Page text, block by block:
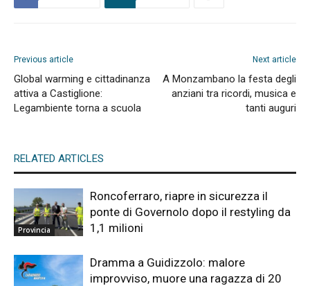
Previous article
Global warming e cittadinanza
attiva a Castiglione:
Legambiente torna a scuola
Next article
A Monzambano la festa degli
anziani tra ricordi, musica e
tanti auguri
RELATED ARTICLES
Provincia
Roncoferraro, riapre in sicurezza il
ponte di Governolo dopo il restyling da
1,1 milioni
Dramma a Guidizzolo: malore
improvviso, muore una ragazza di 20